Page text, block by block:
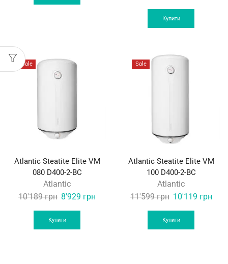
price
was:
Купити
Sale
Atlantic Steatite Elite VM
080 D400-2-BC
Atlantic
10'189грн Original
price
was:
10'189 грн.
8'929 грн
Купити
Sale
Atlantic Steatite Elite VM
100 D400-2-BC
Atlantic
11'599грн Original
price
was:
11'599 грн.
10'119 грн
Купити